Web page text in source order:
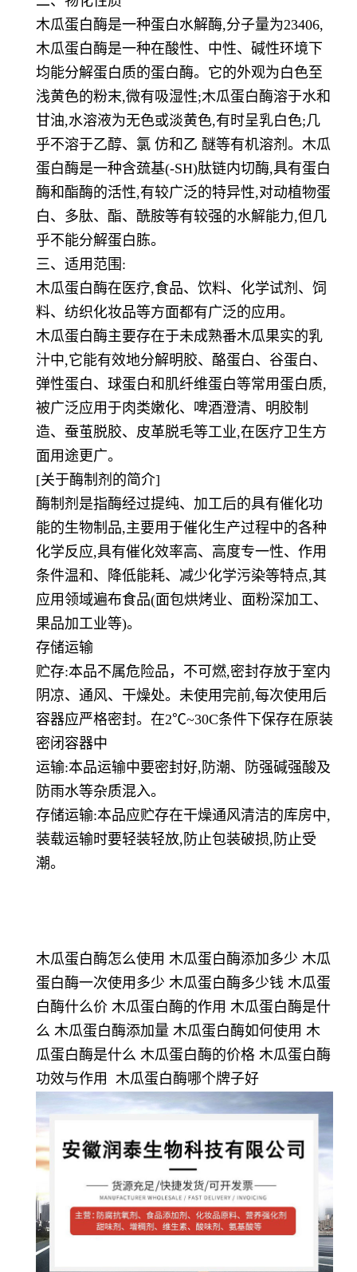
木瓜蛋白酶是一种蛋白水解酶,分子量为23406,
木瓜蛋白酶是一种在酸性、中性、碱性环境下
均能分解蛋白质的蛋白酶。它的外观为白色至
浅黄色的粉末,微有吸湿性;木瓜蛋白酶溶于水和
甘油,水溶液为无色或淡黄色,有时呈乳白色;几
乎不溶于乙醇、氯 仿和乙 醚等有机溶剂。木瓜
蛋白酶是一种含巯基(-SH)肽链内切酶,具有蛋白
酶和酯酶的活性,有较广泛的特异性,对动植物蛋
白、多肽、酯、酰胺等有较强的水解能力,但几
乎不能分解蛋白胨。
三、适用范围:
木瓜蛋白酶在医疗,食品、饮料、化学试剂、饲
料、纺织化妆品等方面都有广泛的应用。
木瓜蛋白酶主要存在于未成熟番木瓜果实的乳
汁中,它能有效地分解明胶、酪蛋白、谷蛋白、
弹性蛋白、球蛋白和肌纤维蛋白等常用蛋白质,
被广泛应用于肉类嫩化、啤酒澄清、明胶制
造、蚕茧脱胶、皮革脱毛等工业,在医疗卫生方
面用途更广。
[关于酶制剂的简介]
酶制剂是指酶经过提纯、加工后的具有催化功
能的生物制品,主要用于催化生产过程中的各种
化学反应,具有催化效率高、高度专一性、作用
条件温和、降低能耗、减少化学污染等特点,其
应用领域遍布食品(面包烘烤业、面粉深加工、
果品加工业等)。
存储运输
贮存:本品不属危险品，不可燃,密封存放于室内
阴凉、通风、干燥处。未使用完前,每次使用后
容器应严格密封。在2℃~30C条件下保存在原装
密闭容器中
运输:本品运输中要密封好,防潮、防强碱强酸及
防雨水等杂质混入。
存储运输:本品应贮存在干燥通风清洁的库房中,
装载运输时要轻装轻放,防止包装破损,防止受
潮。
木瓜蛋白酶怎么使用 木瓜蛋白酶添加多少 木瓜
蛋白酶一次使用多少 木瓜蛋白酶多少钱 木瓜蛋
白酶什么价 木瓜蛋白酶的作用 木瓜蛋白酶是什
么 木瓜蛋白酶添加量 木瓜蛋白酶如何使用 木
瓜蛋白酶是什么 木瓜蛋白酶的价格 木瓜蛋白酶
功效与作用 木瓜蛋白酶哪个牌子好